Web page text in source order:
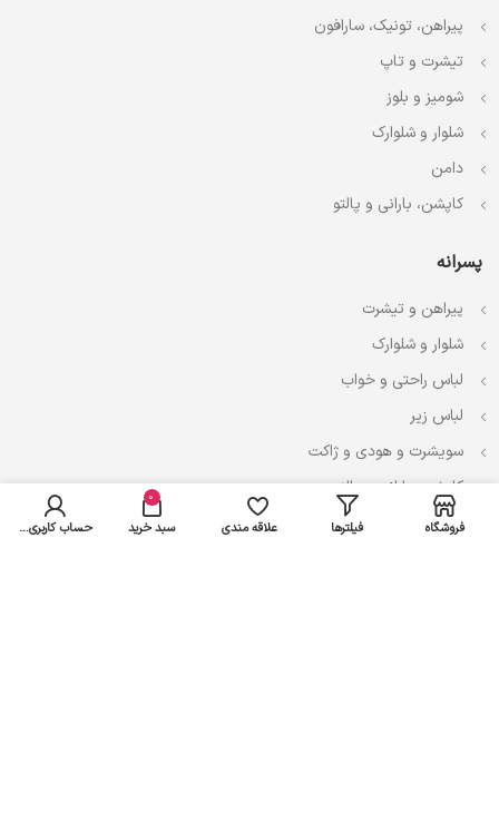
پیراهن، تونیک، سارافون
تیشرت و تاپ
شومیز و بلوز
شلوار و شلوارک
دامن
کاپشن، بارانی و پالتو
پسرانه
پیراهن و تیشرت
شلوار و شلوارک
لباس راحتی و خواب
لباس زیر
سویشرت و هودی و ژاکت
کاپشن، بارانی و پالتو
فروشگاه فیلترها علاقه مندی
0
سبد خرید حساب کاربری من